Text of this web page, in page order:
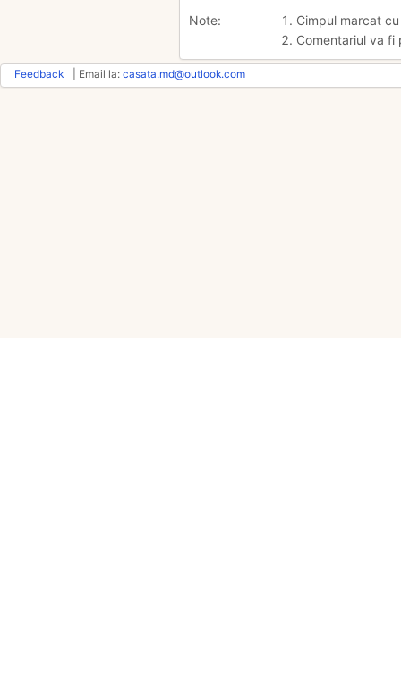
Note:
1. Cimpul marcat
2. Comentariul va
Feedback | Email la: casata.md@outlook.com